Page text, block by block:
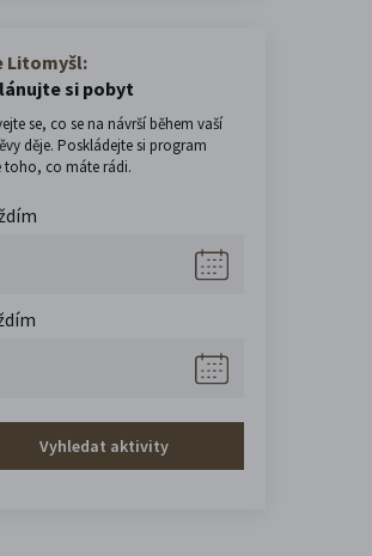
Litomyšl:
si pobyt
se, co se na návrší během vaší
děje. Poskládejte si program
toho, co máte rádi.
Vyhledat aktivity